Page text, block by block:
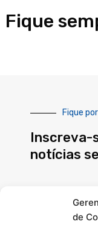
de
Fique
Fique
Inscreva-
notícias